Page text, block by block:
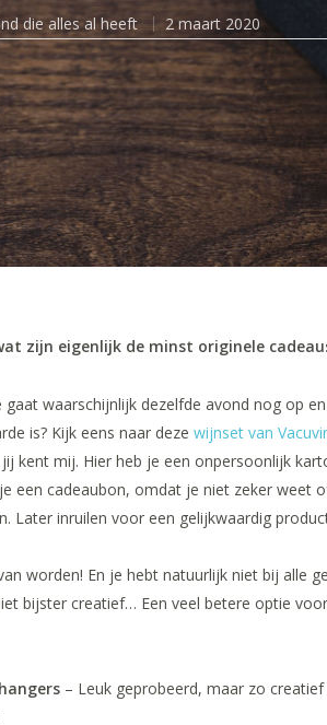
die alles al heeft 2 maart 2020
zijn eigenlijk de minst originele
gaat waarschijnlijk dezelfde avond nog op
is? Kijk eens naar dezewijnset van
kent mij. Hier heb je een onpersoonlijk
een cadeaubon, omdat je niet zeker weet
Later inruilen voor een gelijkwaardig
worden! En je hebt natuurlijk niet bij alle
bijster creatief… Een veel betere optie
– Leuk geprobeerd, maar zo